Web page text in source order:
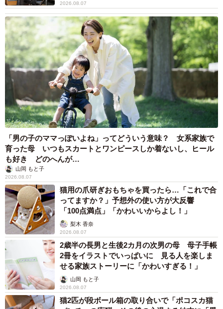
2026.08.07
「男の子のママっぽいよね」ってどういう意味？ 女系家族で
育った母 いつもスカートとワンピースしか着ないし、ヒール
も好き どのへんが…
山岡 もと子
2026.08.07
猫用の爪研ぎおもちゃを買ったら…「これで合
ってますか？」予想外の使い方が大反響
「100点満点」「かわいいからよし！」
梨木 香奈
2026.08.07
2歳半の長男と生後2カ月の次男の母 母子手帳
2冊をイラストでいっぱいに 見る人を楽しま
せる家族ストーリーに「かわいすぎる！」
山岡 もと子
2026.08.07
猫2匹が段ボール箱の取り合いで「ポコスカ猫